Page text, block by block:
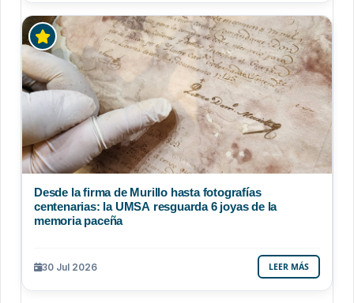
Desde la firma de Murillo hasta fotografías
centenarias: la UMSA resguarda 6 joyas de la
memoria paceña
30 Jul 2026 LEER MÁS